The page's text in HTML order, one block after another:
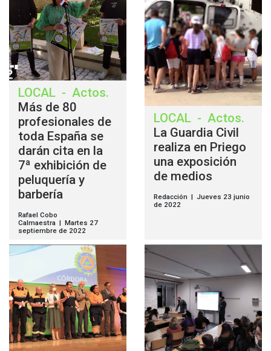
LOCAL - Actos.
Más de 80
profesionales de
toda España se
darán cita en la
7ª exhibición de
peluquería y
barbería
Rafael Cobo
Calmaestra | Martes 27
septiembre de 2022
LOCAL - Actos.
La Guardia Civil
realiza en Priego
una exposición
de medios
Redacción | Jueves 23 junio
de 2022